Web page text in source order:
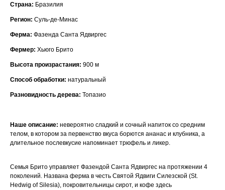
Страна: Бразилия
Регион: Суль-де-Минас
Ферма: Фазенда Санта Ядвиргес
Фермер: Хьюго Брито
Высота произрастания: 900 м
Способ обработки: натуральный
Разновидность дерева: Топазио
Наше описание: невероятно сладкий и сочный напиток со средним
телом, в котором за первенство вкуса борются ананас и клубника, а
длительное послевкусие напоминает трюфель и ликер.
Семья Брито управляет Фазендой Санта Ядвиргес на протяжении 4
поколений. Названа ферма в честь Святой Ядвиги Силезской (St.
Hedwig of Silesia), покровительницы сирот, и кофе здесь